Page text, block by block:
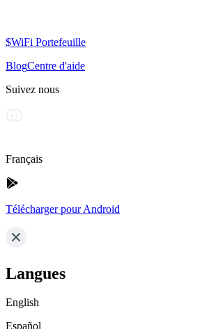
$WiFi Portefeuille
BlogCentre d'aide
Suivez nous
Français
Télécharger pour Android
Langues
English
Español